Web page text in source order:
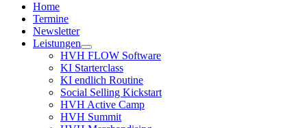
Home
Termine
Newsletter
Leistungen
HVH FLOW Software
KI Starterclass
KI endlich Routine
Social Selling Kickstart
HVH Active Camp
HVH Summit